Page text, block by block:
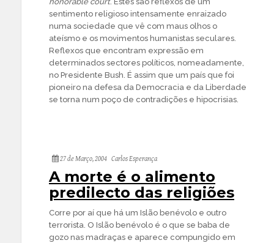
sentimento religioso intensamente enraizado
numa sociedade que vê com maus olhos o
ateísmo e os movimentos humanistas seculares.
Reflexos que encontram expressão em
determinados sectores políticos, nomeadamente,
no Presidente Bush. É assim que um país que foi
pioneiro na defesa da Democracia e da Liberdade
se torna num poço de contradições e hipocrisias.
27 de Março, 2004 Carlos Esperança
A morte é o alimento
predilecto das religiões
Corre por aí que há um Islão benévolo e outro
terrorista. O Islão benévolo é o que se baba de
gozo nas madraças e aparece compungido em